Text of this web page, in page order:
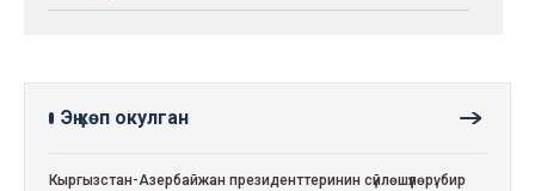
Эң көп окулган
Кыргызстан-Азербайжан президенттеринин сүйлөшүүлөрү: бир